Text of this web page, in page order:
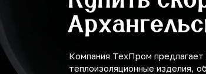
Компания ТехПром предлагает
теплоизоляционные изделия,